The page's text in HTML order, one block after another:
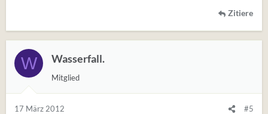
Zitiere
W Wasserfall.
Mitglied
17 März 2012 #5